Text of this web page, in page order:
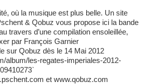
où la musique est plus belle. Un site
& Qobuz vous propose ici la bande
travers d’une compilation ensoleillée,
par François Garnier
sur Qobuz dès le 14 Mai 2012
album/les-regates-imperiales-2012-
et www.qobuz.com